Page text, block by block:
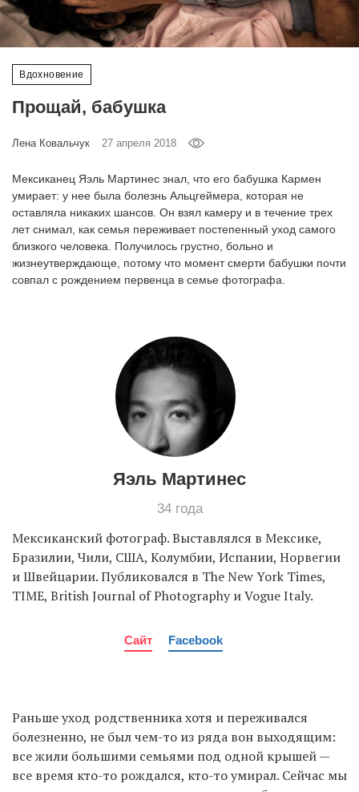
Вдохновение
Прощай, бабушка
Лена Ковальчук 27 апреля 2018
Мексиканец Яэль Мартинес знал, что его бабушка Кармен
умирает: у нее была болезнь Альцгеймера, которая не
оставляла никаких шансов. Он взял камеру и в течение трех
лет снимал, как семья переживает постепенный уход самого
близкого человека. Получилось грустно, больно и
жизнеутверждающе, потому что момент смерти бабушки почти
совпал с рождением первенца в семье фотографа.
Яэль Мартинес
34 года
Мексиканский фотограф. Выставлялся в Мексике,
Бразилии, Чили, США, Колумбии, Испании, Норвегии
и Швейцарии. Публиковался в The New York Times,
TIME, British Journal of Photography и Vogue Italy.
Сайт Facebook
Раньше уход родственника хотя и переживался
болезненно, не был чем-то из ряда вон выходящим:
все жили большими семьями под одной крышей —
все время кто-то рождался, кто-то умирал. Сейчас мы